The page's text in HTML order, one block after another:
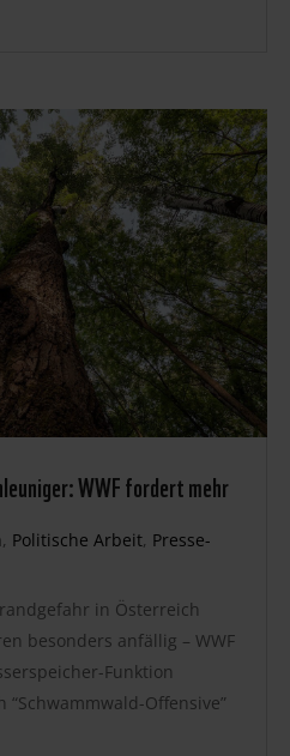
WWF fordert mehr
, Politische Arbeit, Presse-
in Österreich
besonders anfällig – WWF
Funktion
Offensive”